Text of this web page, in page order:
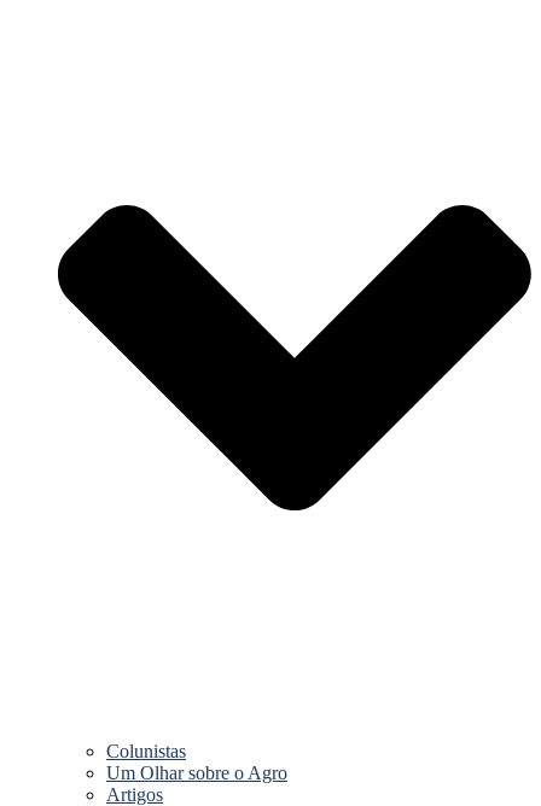
Colunistas
Um Olhar sobre o Agro
Artigos